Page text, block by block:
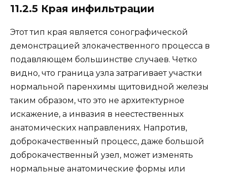
11.2.5 Края инфильтрации
Этот тип края является сонографической
демонстрацией злокачественного процесса в
подавляющем большинстве случаев. Четко
видно, что граница узла затрагивает участки
нормальной паренхимы щитовидной железы
таким образом, что это не архитектурное
искажение, а инвазия в неестественных
анатомических направлениях. Напротив,
доброкачественный процесс, даже большой
доброкачественный узел, может изменять
нормальные анатомические формы или